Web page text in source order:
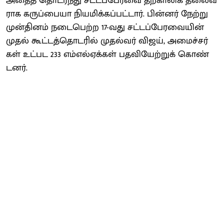
ராக கருப்பையா நியமிக்​கப்​பட்​டார். பின்​னர் நேற்று
முன்​தினம் நடை​பெற்ற 17-வது சட்​டப்​பேர​வை​யின்
முதல் கூட்​டத்​தொடரில் முதல்வர் விஜய், அமைச்​சர்​
கள் உட்பட 233 எம்​எல்​ஏக்​கள் பதவியேற்​றுக் கொண்​
டனர்.